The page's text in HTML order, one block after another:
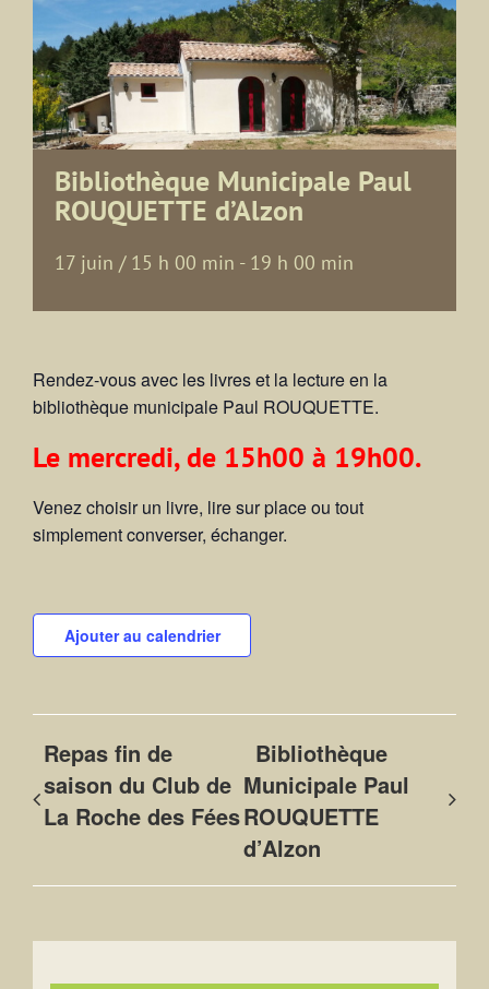
Bibliothèque Municipale Paul
ROUQUETTE d’Alzon
17 juin / 15 h 00 min - 19 h 00 min
Rendez-vous avec les livres et la lecture en la
bibliothèque municipale Paul ROUQUETTE.
Le mercredi, de 15h00 à 19h00.
Venez choisir un livre, lire sur place ou tout
simplement converser, échanger.
Ajouter au calendrier
Repas fin de
saison du Club de
La Roche des Fées
Bibliothèque
Municipale Paul
ROUQUETTE
d’Alzon